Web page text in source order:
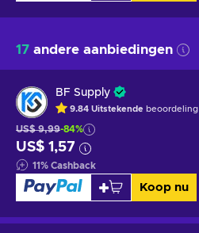
17 andere aanbiedingen
BF Supply
9.84 Uitstekende beoordeling
US$ 9,99-84%
US$ 1,57
11% Cashback
Koop nu